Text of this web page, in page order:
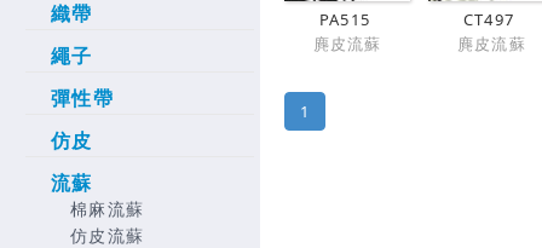
織帶
繩子
彈性帶
仿皮
流蘇
棉麻流蘇
仿皮流蘇
PA515
麂皮流蘇
CT497
麂皮流蘇
1